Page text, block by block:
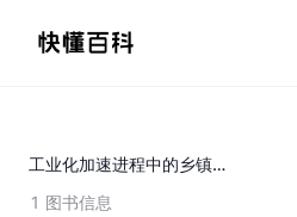
工业化加速进程中的乡镇发展
1 图书信息